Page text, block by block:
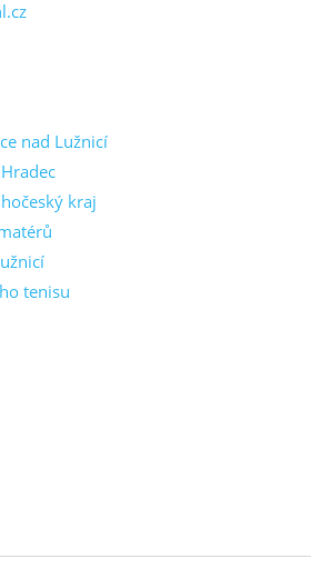
nad Lužnicí
kraj
tenisu